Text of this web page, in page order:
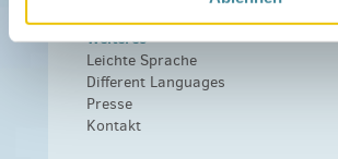
Weiteres
Leichte Sprache
Different Languages
Presse
Kontakt